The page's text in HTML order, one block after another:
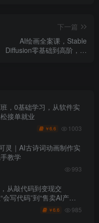
下一篇
AI绘画全案课，Stable
Diffusion零基础到高阶，全
，0基础学习，从软件实
接单就业
￥6.6 1003
灵｜AI古诗词动画制作实
教学
993
从敲代码到变现交
写代码”到“售卖AI产品
￥6.6 985